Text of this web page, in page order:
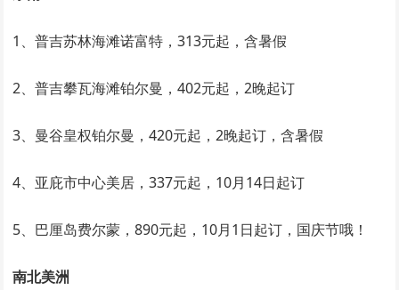
1、普吉苏林海滩诺富特，313元起，含暑假
2、普吉攀瓦海滩铂尔曼，402元起，2晚起订
3、曼谷皇权铂尔曼，420元起，2晚起订，含暑假
4、亚庇市中心美居，337元起，10月14日起订
5、巴厘岛费尔蒙，890元起，10月1日起订，国庆节哦！
南北美洲